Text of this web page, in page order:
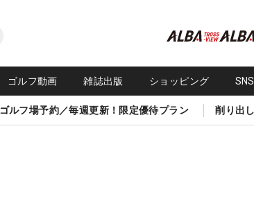
ゴルフ動画 雑誌出版 ショッピング
ゴルフ場予約／毎週更新！限定優待プラン 削り出